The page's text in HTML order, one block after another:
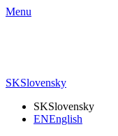
Menu
SKSlovensky
SKSlovensky
ENEnglish